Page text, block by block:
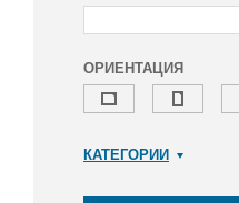
ОРИЕНТАЦИЯ
КАТЕГОРИИ